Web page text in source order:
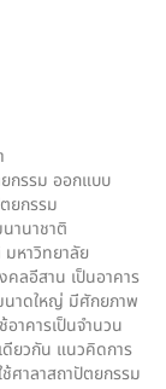
กรรม ออกแบบ
ยกรรม
านาชาติ
มหาวิทยาลัย
คลอีสาน เป็นอาคาร
าดใหญ่ มีศักยภาพ
อาคารเป็นจำนวน
ดียวกัน แนวคิดการ
ศาลาสถาปัตยกรรม